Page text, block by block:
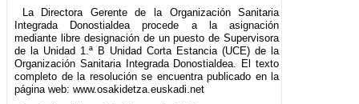
La Directora Gerente de la Organización Sanitaria
Integrada Donostialdea procede a la asignación
mediante libre designación de un puesto de Supervisora
de la Unidad 1.ª B Unidad Corta Estancia (UCE) de la
Organización Sanitaria Integrada Donostialdea. El texto
completo de la resolución se encuentra publicado en la
página web: www.osakidetza.euskadi.net